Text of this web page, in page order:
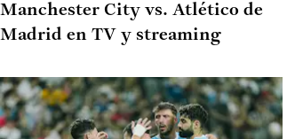
Manchester City vs. Atlético de
Madrid en TV y streaming